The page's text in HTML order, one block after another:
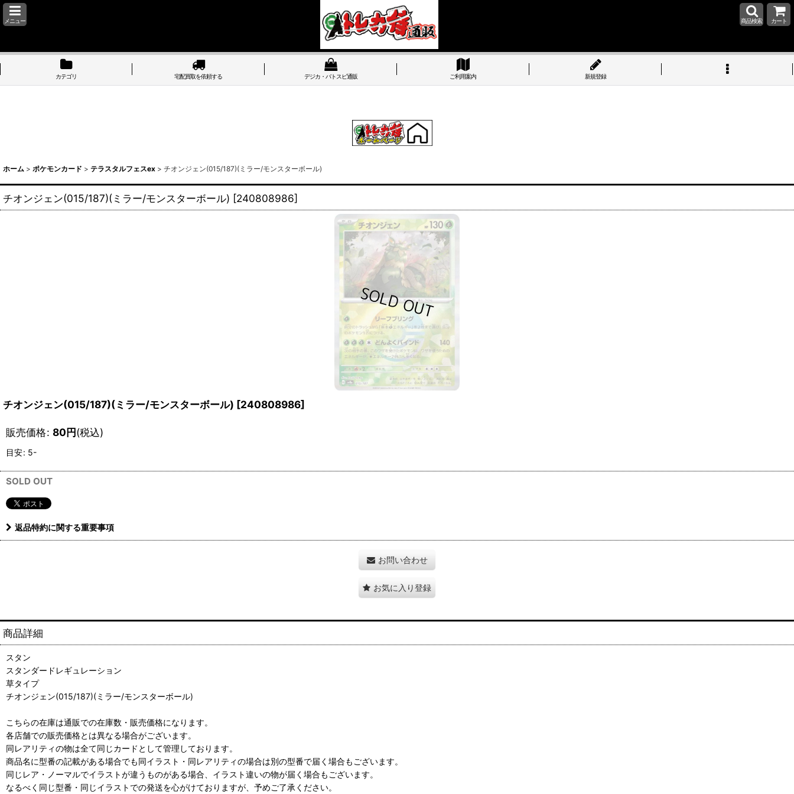
メニュー 商品検索 カート
カテゴリ 宅配買取を依頼する デジカ・バトスピ通販 ご利用案内 新規登録
ホーム > ポケモンカード > テラスタルフェスex > チオンジェン(015/187)(ミラー/モンスターボール)
チオンジェン(015/187)(ミラー/モンスターボール) [240808986]
チオンジェン(015/187)(ミラー/モンスターボール) [240808986]
販売価格: 80円(税込)
目安: 5-
SOLD OUT
返品特約に関する重要事項
お問い合わせ
お気に入り登録
商品詳細
スタン
スタンダードレギュレーション
草タイプ
チオンジェン(015/187)(ミラー/モンスターボール)
こちらの在庫は通販での在庫数・販売価格になります。
各店舗での販売価格とは異なる場合がございます。
同レアリティの物は全て同じカードとして管理しております。
商品名に型番の記載がある場合でも同イラスト・同レアリティの場合は別の型番で届く場合もございます。
同じレア・ノーマルでイラストが違うものがある場合、イラスト違いの物が届く場合もございます。
なるべく同じ型番・同じイラストでの発送を心がけておりますが、予めご了承ください。